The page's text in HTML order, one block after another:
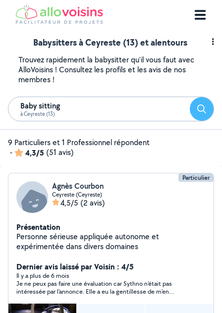
Babysitters à Ceyreste (13) et alentours
Trouvez rapidement la babysitter qu'il vous faut avec
AlloVoisins ! Consultez les profils et les avis de nos
membres !
Baby sitting
à Ceyreste (13)
9 Particuliers et 1 Professionnel répondent
-
4,3/5 (51 avis)
Particulier
Agnès Courbon
Ceyreste (Ceyreste)
4,5/5 (2 avis)
Présentation
Personne sérieuse appliquée autonome et
expérimentée dans divers domaines
Dernier avis laissé par Voisin : 4/5
Il y a plus de 6 mois
Je ne peux pas faire une évaluation car Sythno n’était pas
intéressée par l’annonce. Elle a eu la gentillesse de m’en